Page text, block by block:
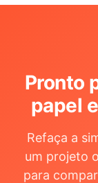
Pronto
papel
Refaça a
um projeto
para